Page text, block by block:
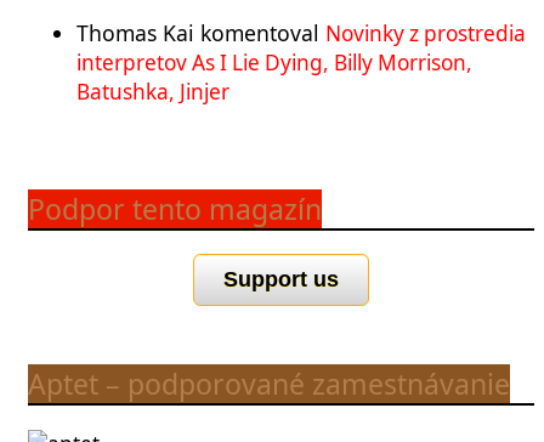
Thomas Kai komentoval Novinky z prostredia
interpretov As I Lie Dying, Billy Morrison,
Batushka, Jinjer
Podpor tento magazín
Support us
Aptet – podporované zamestnávanie